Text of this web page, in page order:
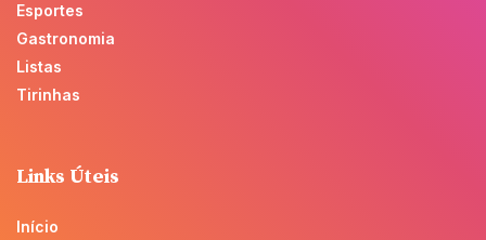
Esportes
Gastronomia
Listas
Tirinhas
Links Úteis
Início